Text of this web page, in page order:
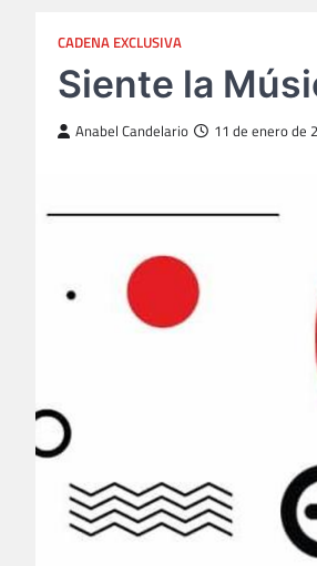
CADENA EXCLUSIVA
Siente la
Anabel Candelario 11 de enero de